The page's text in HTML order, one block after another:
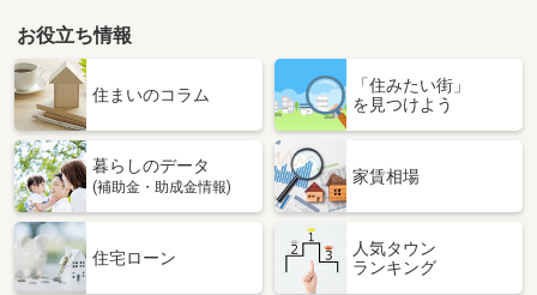
山梨県南アルプス市徳永
価 格
5.50万円
山梨県南アルプス市徳永
専有面積 23.18m²
間取り
山梨県中巨摩郡昭和町清水新居
お役立ち情報
住まいのコラム
「住みたい街」
を見つけよう
暮らしのデータ
(補助金・助成金情報)
家賃相場
住宅ローン
人気タウン
ランキング